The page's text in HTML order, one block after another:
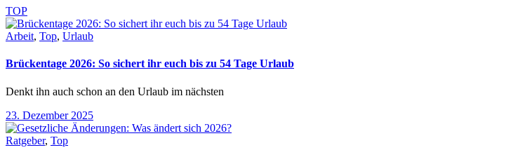
TOP
Arbeit, Top, Urlaub
Brückentage 2026: So sichert ihr euch bis zu 54 Tage Urlaub
Denkt ihn auch schon an den Urlaub im nächsten
23. Dezember 2025
Ratgeber, Top